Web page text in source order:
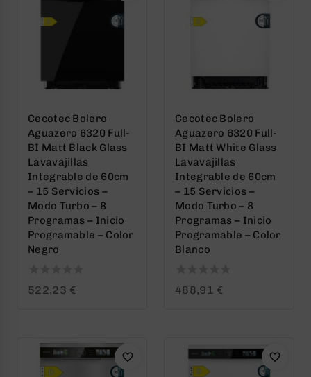
Cecotec Bolero
Aguazero 6320 Full-
BI Matt Black Glass
Lavavajillas
Integrable de 60cm
– 15 Servicios –
Modo Turbo – 8
Programas – Inicio
Programable – Color
Negro
0
522,23 €
Cecotec Bolero
Aguazero 6320 Full-
BI Matt White Glass
Lavavajillas
Integrable de 60cm
– 15 Servicios –
Modo Turbo – 8
Programas – Inicio
Programable – Color
Blanco
0
488,91 €